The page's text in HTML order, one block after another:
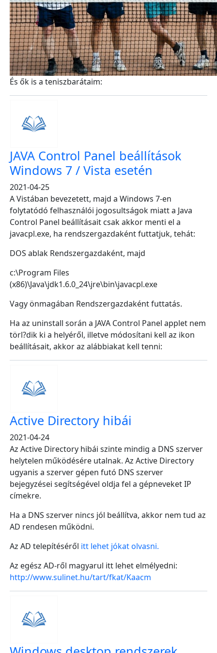
És ők is a teniszbarátaim:
JAVA Control Panel beállítások
Windows 7 / Vista esetén
2021-04-25
A Vistában bevezetett, majd a Windows 7-en
folytatódó felhasználói jogosultságok miatt a Java
Control Panel beállításait csak akkor menti el a
javacpl.exe, ha rendszergazdaként futtatjuk, tehát:
DOS ablak Rendszergazdaként, majd
c:\Program Files
(x86)\Java\jdk1.6.0_24\jre\bin\javacpl.exe
Vagy önmagában Rendszergazdaként futtatás.
Ha az uninstall során a JAVA Control Panel applet nem
törl?dik ki a helyéről, illetve módosítani kell az ikon
beállításait, akkor az alábbiakat kell tenni:
Active Directory hibái
2021-04-24
Az Active Directory hibái szinte mindig a DNS szerver
helytelen működésére utalnak. Az Active Directory
ugyanis a szerver gépen futó DNS szerver
bejegyzései segítségével oldja fel a gépneveket IP
címekre.
Ha a DNS szerver nincs jól beállítva, akkor nem tud az
AD rendesen működni.
Az AD telepítéséről itt lehet jókat olvasni.
Az egész AD-ről magyarul itt lehet elmélyedni:
http://www.sulinet.hu/tart/fkat/Kaacm